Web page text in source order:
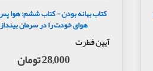
کتاب بهانه بودن - کتاب ششم: هوا
هوای خودت را در سرمان بینداز
آیین فطرت
28,000 تومان